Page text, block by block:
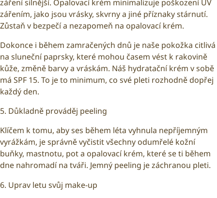
záření silnější. Opalovací krém minimalizuje poškození UV
zářením, jako jsou vrásky, skvrny a jiné příznaky stárnutí.
Zůstaň v bezpečí a nezapomeň na opalovací krém.
Dokonce i během zamračených dnů je naše pokožka citlivá
na sluneční paprsky, které mohou časem vést k rakovině
kůže, změně barvy a vráskám. Náš hydratační krém v sobě
má SPF 15. To je to minimum, co své pleti rozhodně dopřej
každý den.
5. Důkladně prováděj peeling
Klíčem k tomu, aby ses během léta vyhnula nepříjemným
vyrážkám, je správně vyčistit všechny odumřelé kožní
buňky, mastnotu, pot a opalovací krém, které se ti během
dne nahromadí na tváři. Jemný peeling je záchranou pleti.
6. Uprav letu svůj make-up